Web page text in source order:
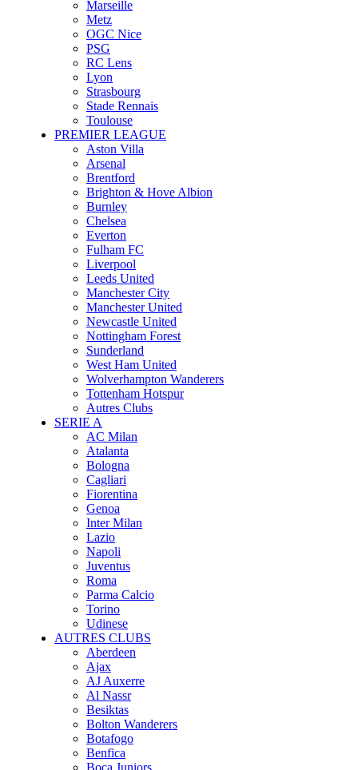
Marseille
Metz
OGC Nice
PSG
RC Lens
Lyon
Strasbourg
Stade Rennais
Toulouse
PREMIER LEAGUE
Aston Villa
Arsenal
Brentford
Brighton & Hove Albion
Burnley
Chelsea
Everton
Fulham FC
Liverpool
Leeds United
Manchester City
Manchester United
Newcastle United
Nottingham Forest
Sunderland
West Ham United
Wolverhampton Wanderers
Tottenham Hotspur
Autres Clubs
SERIE A
AC Milan
Atalanta
Bologna
Cagliari
Fiorentina
Genoa
Inter Milan
Lazio
Napoli
Juventus
Roma
Parma Calcio
Torino
Udinese
AUTRES CLUBS
Aberdeen
Ajax
AJ Auxerre
Al Nassr
Besiktas
Bolton Wanderers
Botafogo
Benfica
Boca Juniors